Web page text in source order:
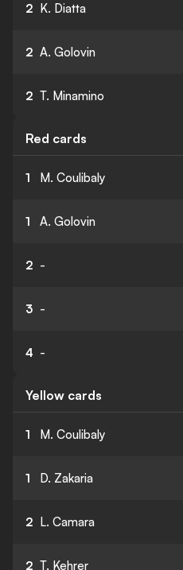
2 K. Diatta
2 A. Golovin
2 T. Minamino
Red cards
1 M. Coulibaly
1 A. Golovin
2 -
3 -
4 -
Yellow cards
1 M. Coulibaly
1 D. Zakaria
2 L. Camara
2 T. Kehrer